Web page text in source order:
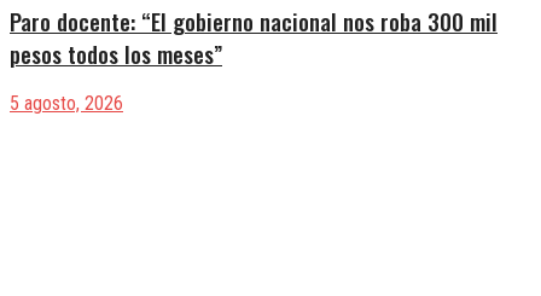
Paro docente: “El gobierno nacional nos roba 300 mil
pesos todos los meses”
5 agosto, 2026